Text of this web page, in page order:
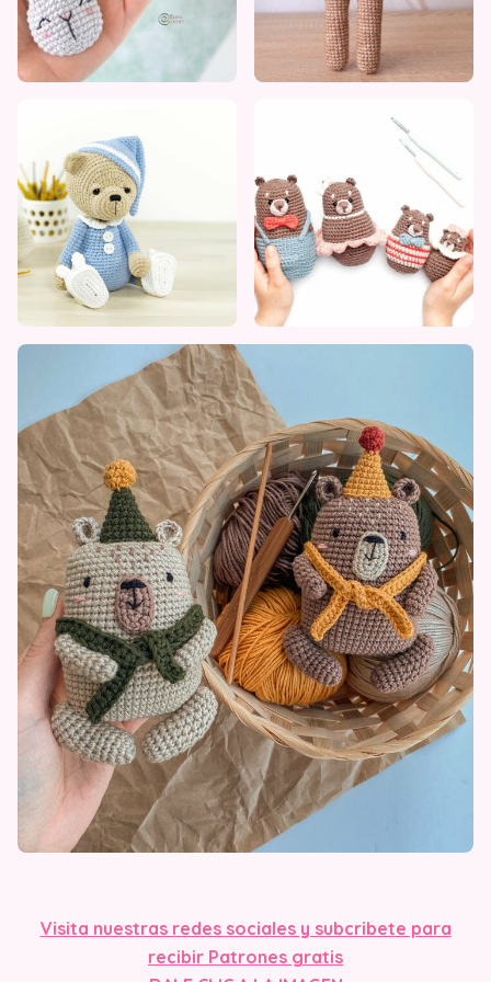
Visita nuestras redes sociales y subcribete para
recibir Patrones gratis